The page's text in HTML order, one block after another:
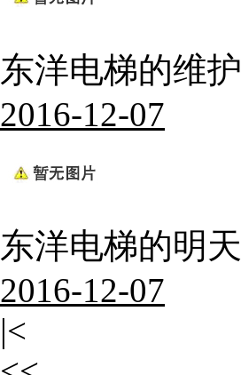
东洋电梯的维护
2016-12-07
东洋电梯的明天
2016-12-07
|<